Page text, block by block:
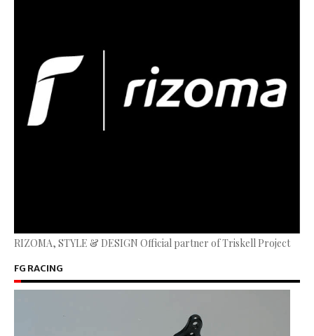
RIZOMA, STYLE & DESIGN Official partner of Triskell Project
FG RACING